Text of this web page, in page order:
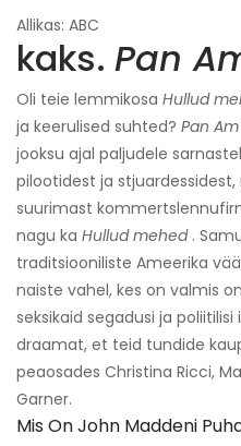
Allikas: ABC
kaks. Pan
Oli teie lemmikosa Hullud
ja keerulised suhted? Pan Am
jooksu ajal paljudele
pilootidest ja
suurimast
nagu ka Hullud mehed.
traditsiooniliste Ameerika
naiste vahel, kes on valmis
seksikaid segadusi ja
draamat, et teid tundide
peaosades Christina Ricci,
Garner.
Mis On John Maddeni